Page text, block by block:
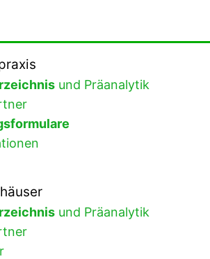
und Präanalytik
und Präanalytik